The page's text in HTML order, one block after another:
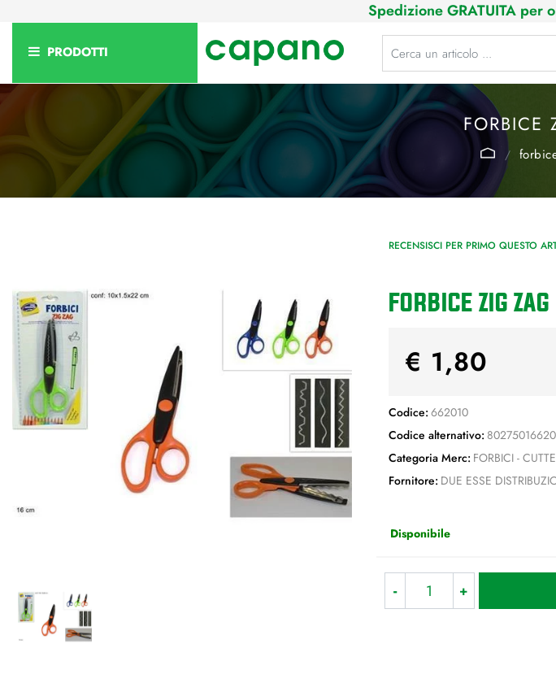
Spedizione GRATUITA
PRODOTTI
La modifica di un filtro aggiorna
FORBICE
RECENSISCI PER PRIMO QUESTO
FORBICE ZIG ZAG
€ 1,80
Codice: 662010
Codice alternativo:
Categoria Merc: FORBICI -
Fornitore: DUE ESSE
Disponibile